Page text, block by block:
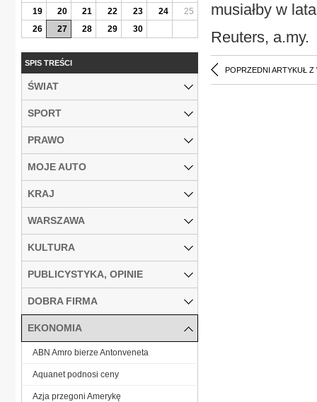
musiałby w
Reuters, a.my.
POPRZEDNI ARTYKUŁ Z
19
20 21 22 23 24
25
26
27 28 29 30
SPIS TREŚCI
ŚWIAT
SPORT
PRAWO
MOJE AUTO
KRAJ
WARSZAWA
KULTURA
PUBLICYSTYKA, OPINIE
DOBRA FIRMA
EKONOMIA
ABN Amro bierze Antonveneta
Aquanet podnosi ceny
Azja przegoni Amerykę